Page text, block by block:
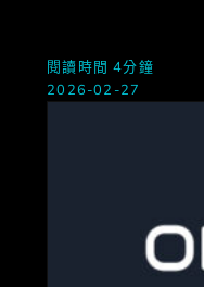
閱讀時間 4分鐘
2026-02-27